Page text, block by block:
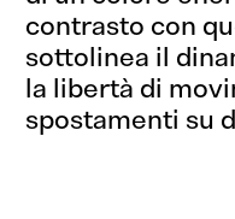
contrasto con
sottolinea il
la libertà di
spostamenti su